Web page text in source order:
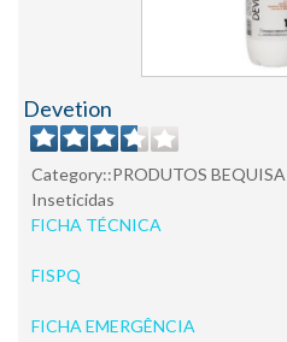
Devetion
Category::PRODUTOS BEQUISA
Inseticidas
FICHA TÉCNICA
FISPQ
FICHA EMERGÊNCIA